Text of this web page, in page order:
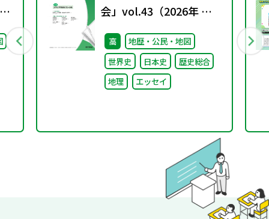
会」vol.43（2026年 春
号）
高
地歴・公民・地図
世界史
日本史
歴史総合
地理
エッセイ